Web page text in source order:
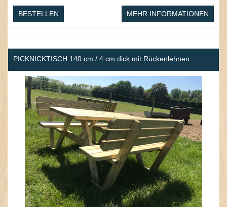
MEHR INFORMATIONEN
BESTELLEN
PICKNICKTISCH 140 cm / 4 cm dick mit Rückenlehnen